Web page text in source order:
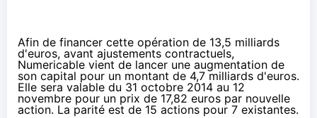
Afin de financer cette opération de 13,5 milliards
d'euros, avant ajustements contractuels,
Numericable vient de lancer une augmentation de
son capital pour un montant de 4,7 milliards d'euros.
Elle sera valable du 31 octobre 2014 au 12
novembre pour un prix de 17,82 euros par nouvelle
action. La parité est de 15 actions pour 7 existantes.